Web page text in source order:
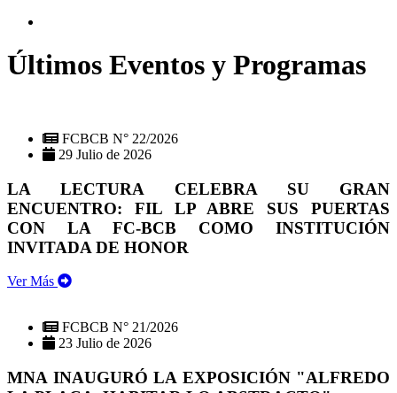
Últimos Eventos y Programas
FCBCB N° 22/2026
29 Julio de 2026
LA LECTURA CELEBRA SU GRAN
ENCUENTRO: FIL LP ABRE SUS PUERTAS
CON LA FC-BCB COMO INSTITUCIÓN
INVITADA DE HONOR
Ver Más
FCBCB N° 21/2026
23 Julio de 2026
MNA INAUGURÓ LA EXPOSICIÓN "ALFREDO